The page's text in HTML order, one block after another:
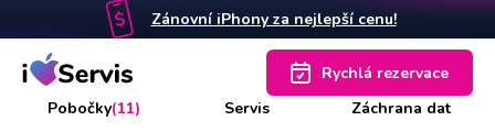
Zánovní iPhony za nejlepší cenu!
Pobočky(11) Servis
Záchrana dat
Rychlá rezervace